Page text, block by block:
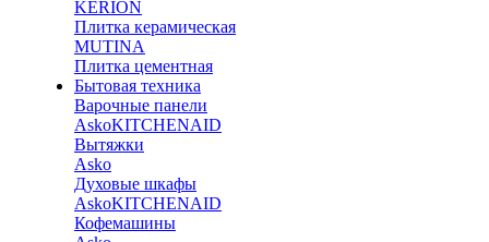
KERION
Плитка керамическая
MUTINA
Плитка цементная
Бытовая техника
Варочные панели
AskoKITCHENAID
Вытяжки
Asko
Духовые шкафы
AskoKITCHENAID
Кофемашины